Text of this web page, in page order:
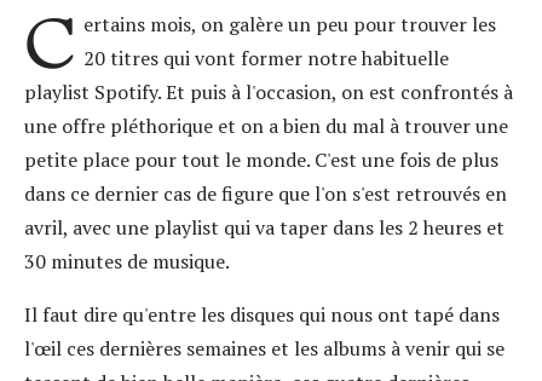
C ertains mois, on galère un peu pour trouver les
20 titres qui vont former notre habituelle
playlist Spotify. Et puis à l'occasion, on est confrontés à
une offre pléthorique et on a bien du mal à trouver une
petite place pour tout le monde. C'est une fois de plus
dans ce dernier cas de figure que l'on s'est retrouvés en
avril, avec une playlist qui va taper dans les 2 heures et
30 minutes de musique.
Il faut dire qu'entre les disques qui nous ont tapé dans
l'œil ces dernières semaines et les albums à venir qui se